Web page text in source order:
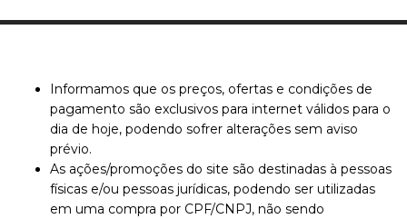
Informamos que os preços, ofertas e condições de
pagamento são exclusivos para internet válidos para o
dia de hoje, podendo sofrer alterações sem aviso
prévio.
As ações/promoções do site são destinadas à pessoas
físicas e/ou pessoas jurídicas, podendo ser utilizadas
em uma compra por CPF/CNPJ, não sendo